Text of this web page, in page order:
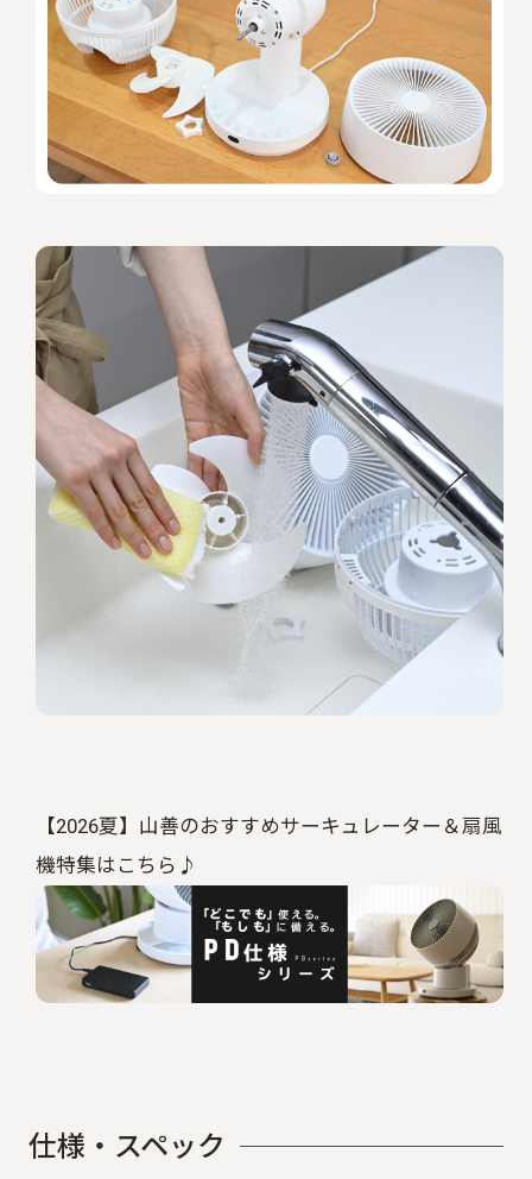
【2026夏】山善のおすすめサーキュレーター＆扇風
機特集はこちら♪
仕様 ・ スペック